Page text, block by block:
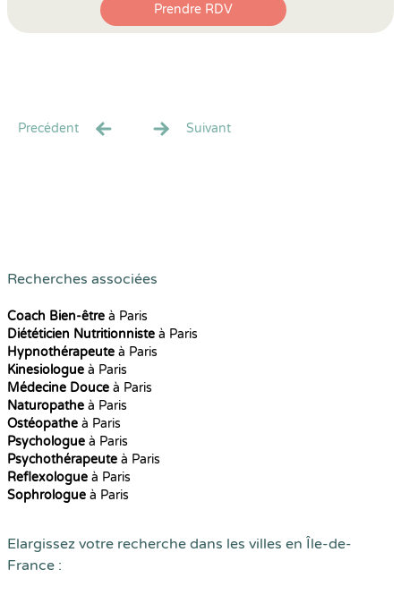
Prendre RDV
Precédent Suivant
Recherches associées
Coach Bien-être à Paris
Diététicien Nutritionniste à Paris
Hypnothérapeute à Paris
Kinesiologue à Paris
Médecine Douce à Paris
Naturopathe à Paris
Ostéopathe à Paris
Psychologue à Paris
Psychothérapeute à Paris
Reflexologue à Paris
Sophrologue à Paris
Elargissez votre recherche dans les villes en Île-de-
France :